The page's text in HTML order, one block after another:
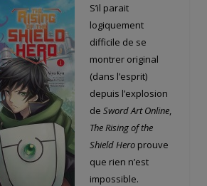
S’il parait
logiquement
difficile de se
montrer original
(dans l’esprit)
depuis l’explosion
de Sword Art Online,
The Rising of the
Shield Hero prouve
que rien n’est
impossible.